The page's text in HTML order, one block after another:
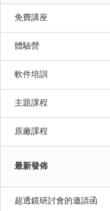
免費講座
體驗營
軟件培訓
主題課程
原廠課程
最新發佈
超透鏡研討會的邀請函